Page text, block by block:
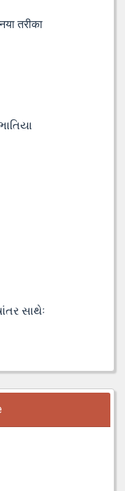
तरीका
સાથેઃ